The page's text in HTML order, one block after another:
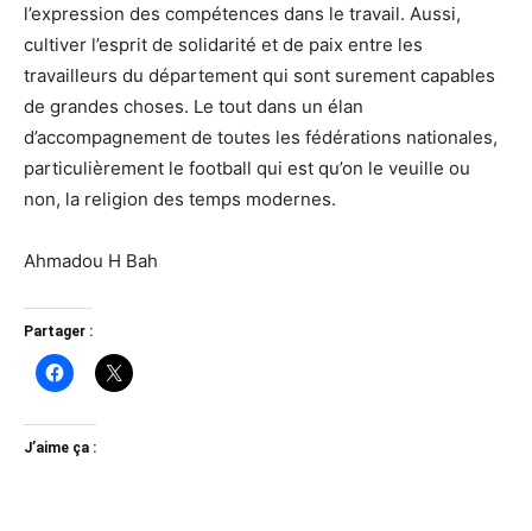
l’expression des compétences dans le travail. Aussi,
cultiver l’esprit de solidarité et de paix entre les
travailleurs du département qui sont surement capables
de grandes choses. Le tout dans un élan
d’accompagnement de toutes les fédérations nationales,
particulièrement le football qui est qu’on le veuille ou
non, la religion des temps modernes.
Ahmadou H Bah
Partager :
J’aime ça :